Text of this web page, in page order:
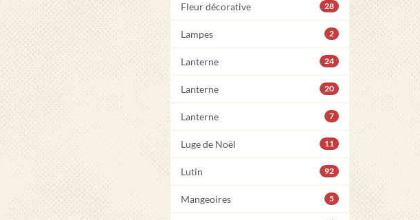
Fleur décorative 28
Lampes 2
Lanterne 24
Lanterne 20
Lanterne 7
Luge de Noël 11
Lutin 92
Mangeoires 5